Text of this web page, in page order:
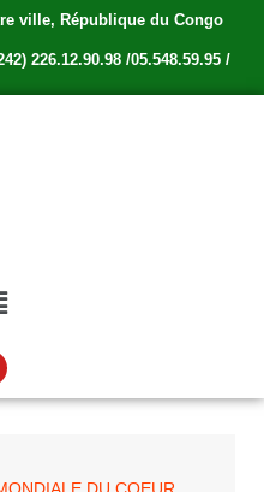
ville, République du Congo
226.12.90.98 /05.548.59.95 /